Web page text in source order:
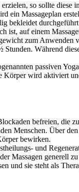
so sollte
ein Massageplan
bekleidet
ist, auf einem
zum
Während
passiven
wird aktiviert
befreien, die
Menschen. Über
bewirken.
und
Massagen generell
und sie steht als